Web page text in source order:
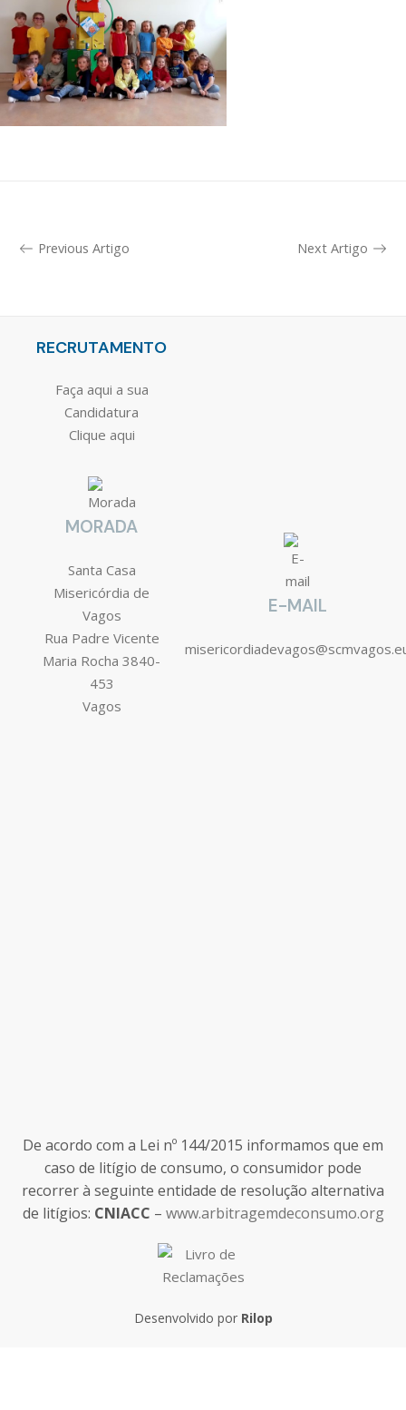
Previous Artigo Next Artigo
RECRUTAMENTO
Faça aqui a sua
Candidatura
Clique aqui
MORADA
Santa Casa
Misericórdia de
Vagos
Rua Padre Vicente
Maria Rocha 3840-
453
Vagos
E-MAIL
De acordo com a Lei nº 144/2015 informamos que em
caso de litígio de consumo, o consumidor pode
recorrer à seguinte entidade de resolução alternativa
de litígios: CNIACC – www.arbitragemdeconsumo.org
Desenvolvido por Rilop